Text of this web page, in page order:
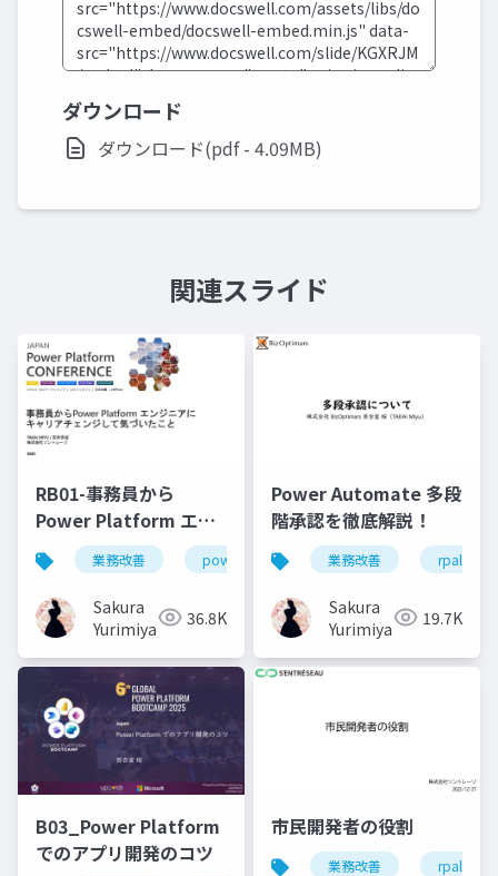
ダウンロード
ダウンロード(pdf - 4.09MB)
関連スライド
RB01-事務員から
Power Platform エン
ジニアにキャリアチェ
ンジして気づいたこと
業務改善 powerplatform powerautomate
Sakura
Yurimiya
36.8K
Power Automate 多段
階承認を徹底解説！
業務改善 rpalt
Sakura
Yurimiya
19.7K
B03_Power Platform
でのアプリ開発のコツ
市民開発者の役割
業務改善 rpalt